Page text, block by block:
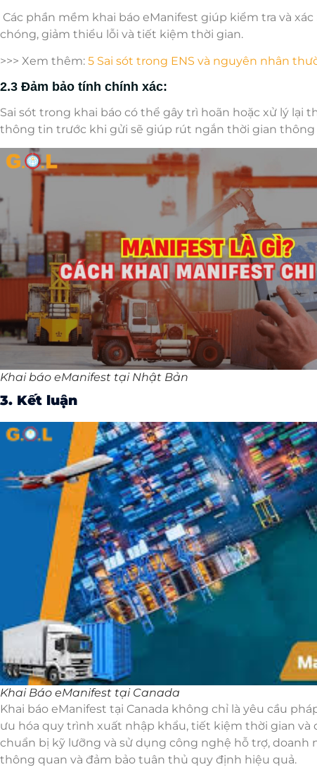
Các phần mềm khai báo eManifest giúp kiểm tra và
chóng, giảm thiểu lỗi và tiết kiệm thời gian.
>>> Xem thêm: 5 Sai sót trong ENS và nguyên nhân
2.3 Đảm bảo tính chính xác:
Sai sót trong khai báo có thể gây trì hoãn hoặc xử lý lại
thông tin trước khi gửi sẽ giúp rút ngắn thời gian thông
Khai báo eManifest tại Nhật Bản
3. Kết luận
Khai Báo eManifest tại Canada
Khai báo eManifest tại Canada không chỉ là yêu cầu
ưu hóa quy trình xuất nhập khẩu, tiết kiệm thời gian và
chuẩn bị kỹ lưỡng và sử dụng công nghệ hỗ trợ,
thông quan và đảm bảo tuân thủ quy định hiệu quả.